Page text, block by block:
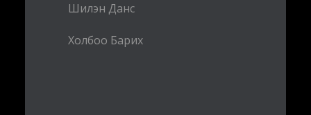
Шилэн Данс
Холбоо Барих